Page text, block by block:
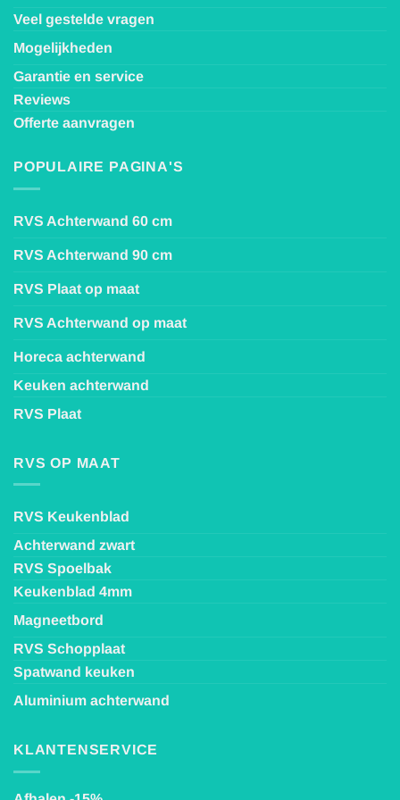
Veel gestelde vragen
Mogelijkheden
Garantie en service
Reviews
Offerte aanvragen
POPULAIRE PAGINA'S
RVS Achterwand 60 cm
RVS Achterwand 90 cm
RVS Plaat op maat
RVS Achterwand op maat
Horeca achterwand
Keuken achterwand
RVS Plaat
RVS OP MAAT
RVS Keukenblad
Achterwand zwart
RVS Spoelbak
Keukenblad 4mm
Magneetbord
RVS Schopplaat
Spatwand keuken
Aluminium achterwand
KLANTENSERVICE